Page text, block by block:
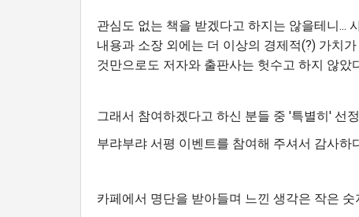
관심도 없는 책을 받겠다고 하지는 않을테니...
내용과 소장 외에는 더 이상의 경제적(?) 가치
것만으로도 저자와 출판사는 헛수고 하지 않았
그래서 참여하겠다고 하신 분들 중 '특별히' 선
부랴부랴 서평 이벤트를 참여해 주셔서 감사하
카페에서 명단을 받아들며 느낀 생각은 작은